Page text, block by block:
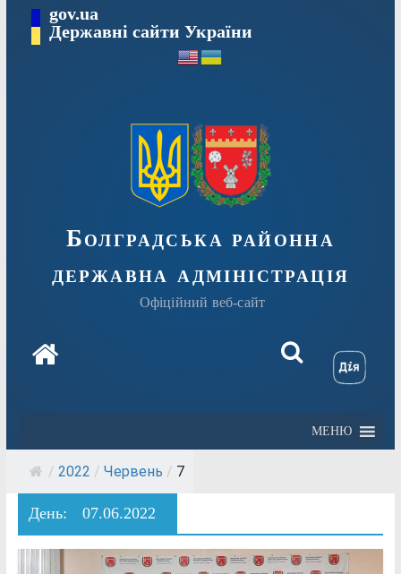
Перейтиgov.ua
Державні сайти України
Болградська районна
державна адміністрація
Офіційний веб-сайт
МЕНЮ
/ 2022 / Червень / 7
День: 07.06.2022